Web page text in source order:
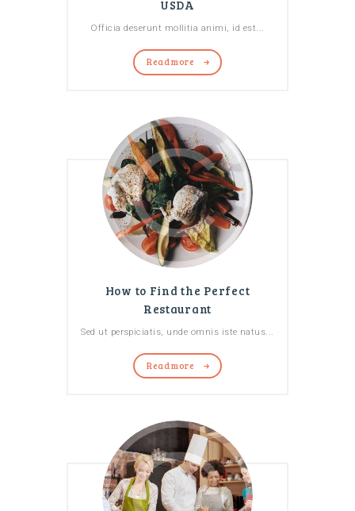
USDA
Officia deserunt mollitia animi, id est...
Read more
How to Find the Perfect
Restaurant
Sed ut perspiciatis, unde omnis iste natus...
Read more